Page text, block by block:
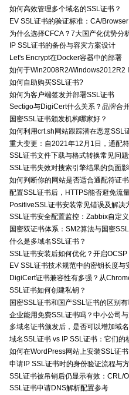
如何高效管理多个域名的SSL证书？
EV SSL证书的验证标准：CA/
为什么选择CFCA？7大国产化优势分
IP SSL证书的备份与容灾方案设计
Let's Encrypt在Docker容器中的部署
如何于Win2008R2/Windows2012R2
如何自助购买SSL证书?
如何为客户端签发并部署SSL证书
Sectigo与DigiCert什么关系？品牌合
国密SSL证书颁发机构哪家好？
如何利用crt.sh网站跟踪潜在恶意SSL
重大变更：自2021年12月1日，通配
SSL证书文件下载与格式转换常见问
SSL证书失效对搜索引擎结果的负面
如何判断你的网站是否适合通配符证
配置SSL证书后，HTTPS能否避免流
PositiveSSL证书安装常见错误及解决
SSL证书安全配置监控：Zabbix自定
国密双证书体系：SM2算法与国密
什么是多域名SSL证书？
SSL证书安装后如何优化？开启
EV SSL证书技术规范中的密钥长度与
DigiCert证书兼容性有多强？从
SSL证书如何创建私钥？
国密SSL证书和国产SSL证书的区别有
企业能用免费SSL证书吗？中小公司
多域名证书颁发后，是否可以增加域名
域名SSL证书 vs IP SSL证书：它们的
如何在WordPress网站上安装SSL证
申请IP SSL证书时的身份验证流程与
SSL证书被吊销后仍显示有效：CRL/
SSL证书申请DNS解析配置参考